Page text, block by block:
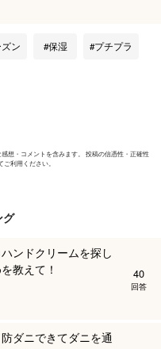
湿でケア！デリケー
み くすみ
ン 保湿 プチプラ
想・コメントを含みます。 投稿の信憑性・正確性
利用ください。
グ
ンドクリームを探し
教えて！
40
回答
ダニできてダニを通